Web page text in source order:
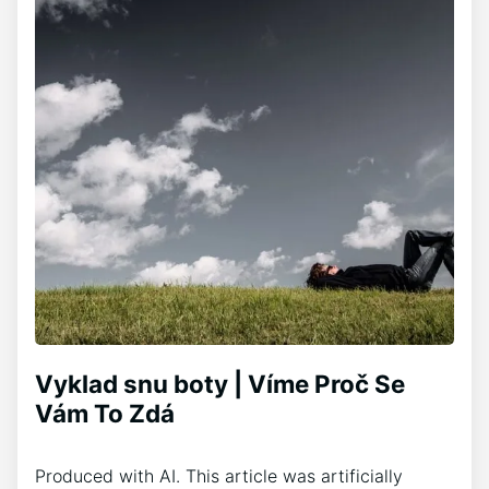
Vyklad snu boty | Víme Proč Se
Vám To Zdá
Produced with AI. This article was artificially